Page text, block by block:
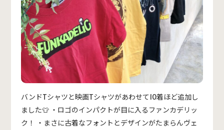
バンドTシャツと映画Tシャツがあわせて10着ほど追加し
ました👕 ・ロゴのインパクトが目に入るファンカデリッ
ク！ ・まさに古着なフォントとデザインがたまらんヴェ